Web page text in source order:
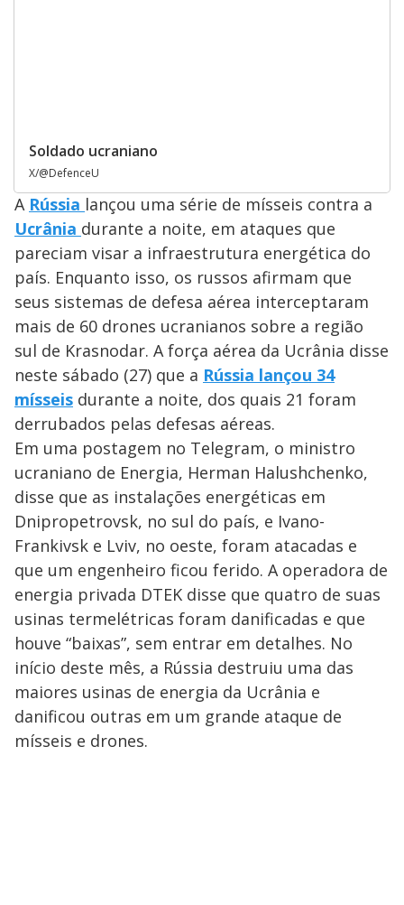
Soldado ucraniano
X/@DefenceU
A Rússia lançou uma série de mísseis contra a
Ucrânia durante a noite, em ataques que
pareciam visar a infraestrutura energética do
país. Enquanto isso, os russos afirmam que
seus sistemas de defesa aérea interceptaram
mais de 60 drones ucranianos sobre a região
sul de Krasnodar. A força aérea da Ucrânia disse
neste sábado (27) que a Rússia lançou 34
mísseis durante a noite, dos quais 21 foram
derrubados pelas defesas aéreas.
Em uma postagem no Telegram, o ministro
ucraniano de Energia, Herman Halushchenko,
disse que as instalações energéticas em
Dnipropetrovsk, no sul do país, e Ivano-
Frankivsk e Lviv, no oeste, foram atacadas e
que um engenheiro ficou ferido. A operadora de
energia privada DTEK disse que quatro de suas
usinas termelétricas foram danificadas e que
houve “baixas”, sem entrar em detalhes. No
início deste mês, a Rússia destruiu uma das
maiores usinas de energia da Ucrânia e
danificou outras em um grande ataque de
mísseis e drones.